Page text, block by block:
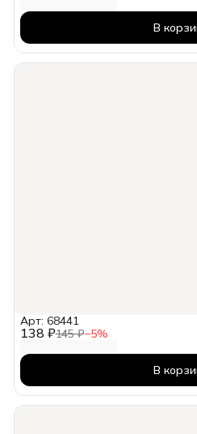
В
138 ₽145 ₽−5%
Арт: 68441
В